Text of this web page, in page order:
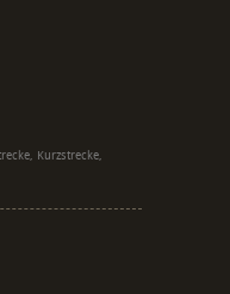
Kurzstrecke,